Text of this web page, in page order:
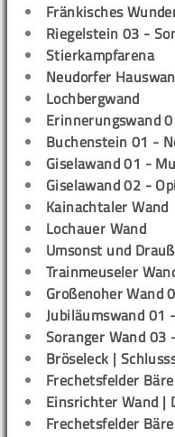
Fränkisches
Riegelstein 03 -
Stierkampfarena
Neudorfer
Lochbergwand
Erinnerungswand
Buchenstein 01 -
Giselawand 01 -
Giselawand 02 -
Kainachtaler Wand
Lochauer Wand
Umsonst und
Trainmeuseler
Großenoher Wand
Jubiläumswand 01
Soranger Wand 03
Bröseleck |
Frechetsfelder
Einsrichter Wand |
Frechetsfelder